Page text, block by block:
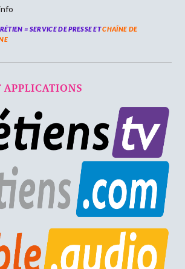
= SERVICE DE PRESSE ETCHAÎNE DE
APPLICATIONS